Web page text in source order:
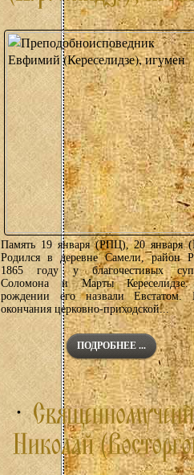
Память 19 января (РПЦ), 20 января
Родился в деревне Самели, район
1865 году у благочестивых
Соломона и Марты
рождении его назвали Евстатом.
окончания церковно-приходской...
ПОДРОБНЕЕ ...